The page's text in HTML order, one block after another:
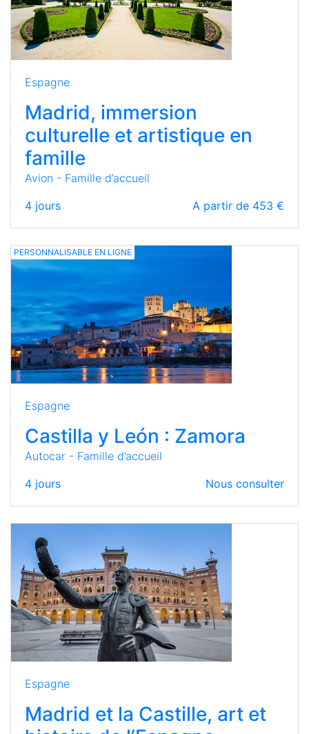
Espagne
Madrid, immersion
culturelle et artistique en
famille
Avion - Famille d’accueil
4 jours A partir de 453 €
PERSONNALISABLE EN LIGNE
Espagne
Castilla y León : Zamora
Autocar - Famille d’accueil
4 jours Nous consulter
Espagne
Madrid et la Castille, art et